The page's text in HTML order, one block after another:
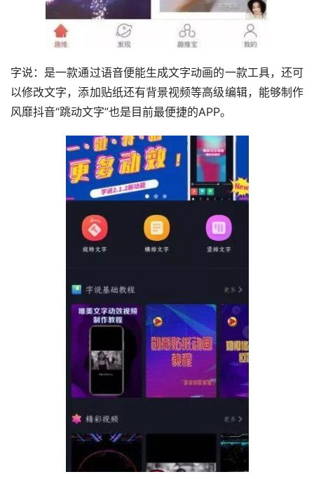
字说：是一款通过语音便能生成文字动画的一款工具，还可
以修改文字，添加贴纸还有背景视频等高级编辑，能够制作
风靡抖音“跳动文字”也是目前最便捷的APP。